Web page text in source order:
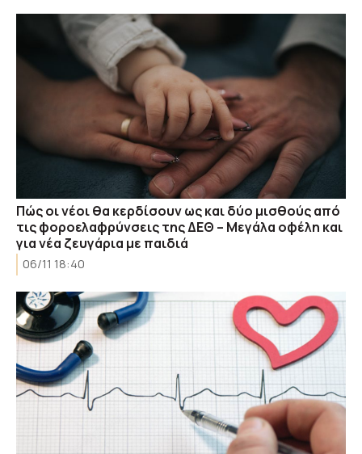
Πώς οι νέοι θα κερδίσουν ως και δύο μισθούς από
τις φοροελαφρύνσεις της ΔΕΘ – Μεγάλα οφέλη και
για νέα ζευγάρια με παιδιά
06/11 18:40